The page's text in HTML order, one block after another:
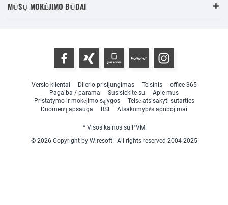
MŪSŲ MOKĖJIMO BŪDAI
Verslo klientai Dilerio prisijungimas Teisinis
office-365
Pagalba / parama
Susisiekite su
Apie mus
Pristatymo ir mokėjimo sąlygos
Teisė atsisakyti sutarties
Duomenų apsauga
BSI Atsakomybės apribojimai
* Visos kainos su PVM
© 2026 Copyright by Wiresoft | All rights reserved 2004-2025